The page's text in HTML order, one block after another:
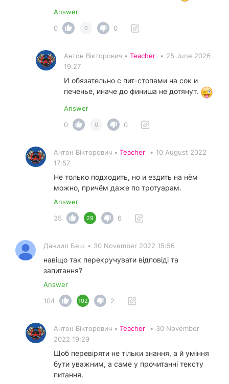
Answer
0
0 0
Антон Вікторович • Teacher • 25 June 2026
19:27
И обязательно с пит-стопами на сок и
печенье, иначе до финиша не дотянут.
Answer
0
0 0
Антон Вікторович • Teacher • 10 August 2022
17:57
Не только подходить, но и ездить на нём
можно, причём даже по тротуарам.
Answer
35
29 6
Даниил Беш • 30 November 2022 15:56
навіщо так перекручувати відповіді та
запитання?
Answer
104
102 2
Антон Вікторович • Teacher • 30 November
2022 19:29
Щоб перевіряти не тільки знання, а й уміння
бути уважним, а саме у прочитанні тексту
питання.